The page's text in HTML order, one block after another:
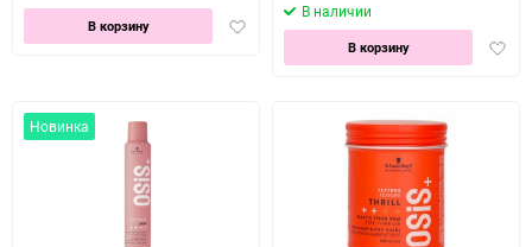
Добавить
избранное
В корзину
В наличии
В корзину
Новинка